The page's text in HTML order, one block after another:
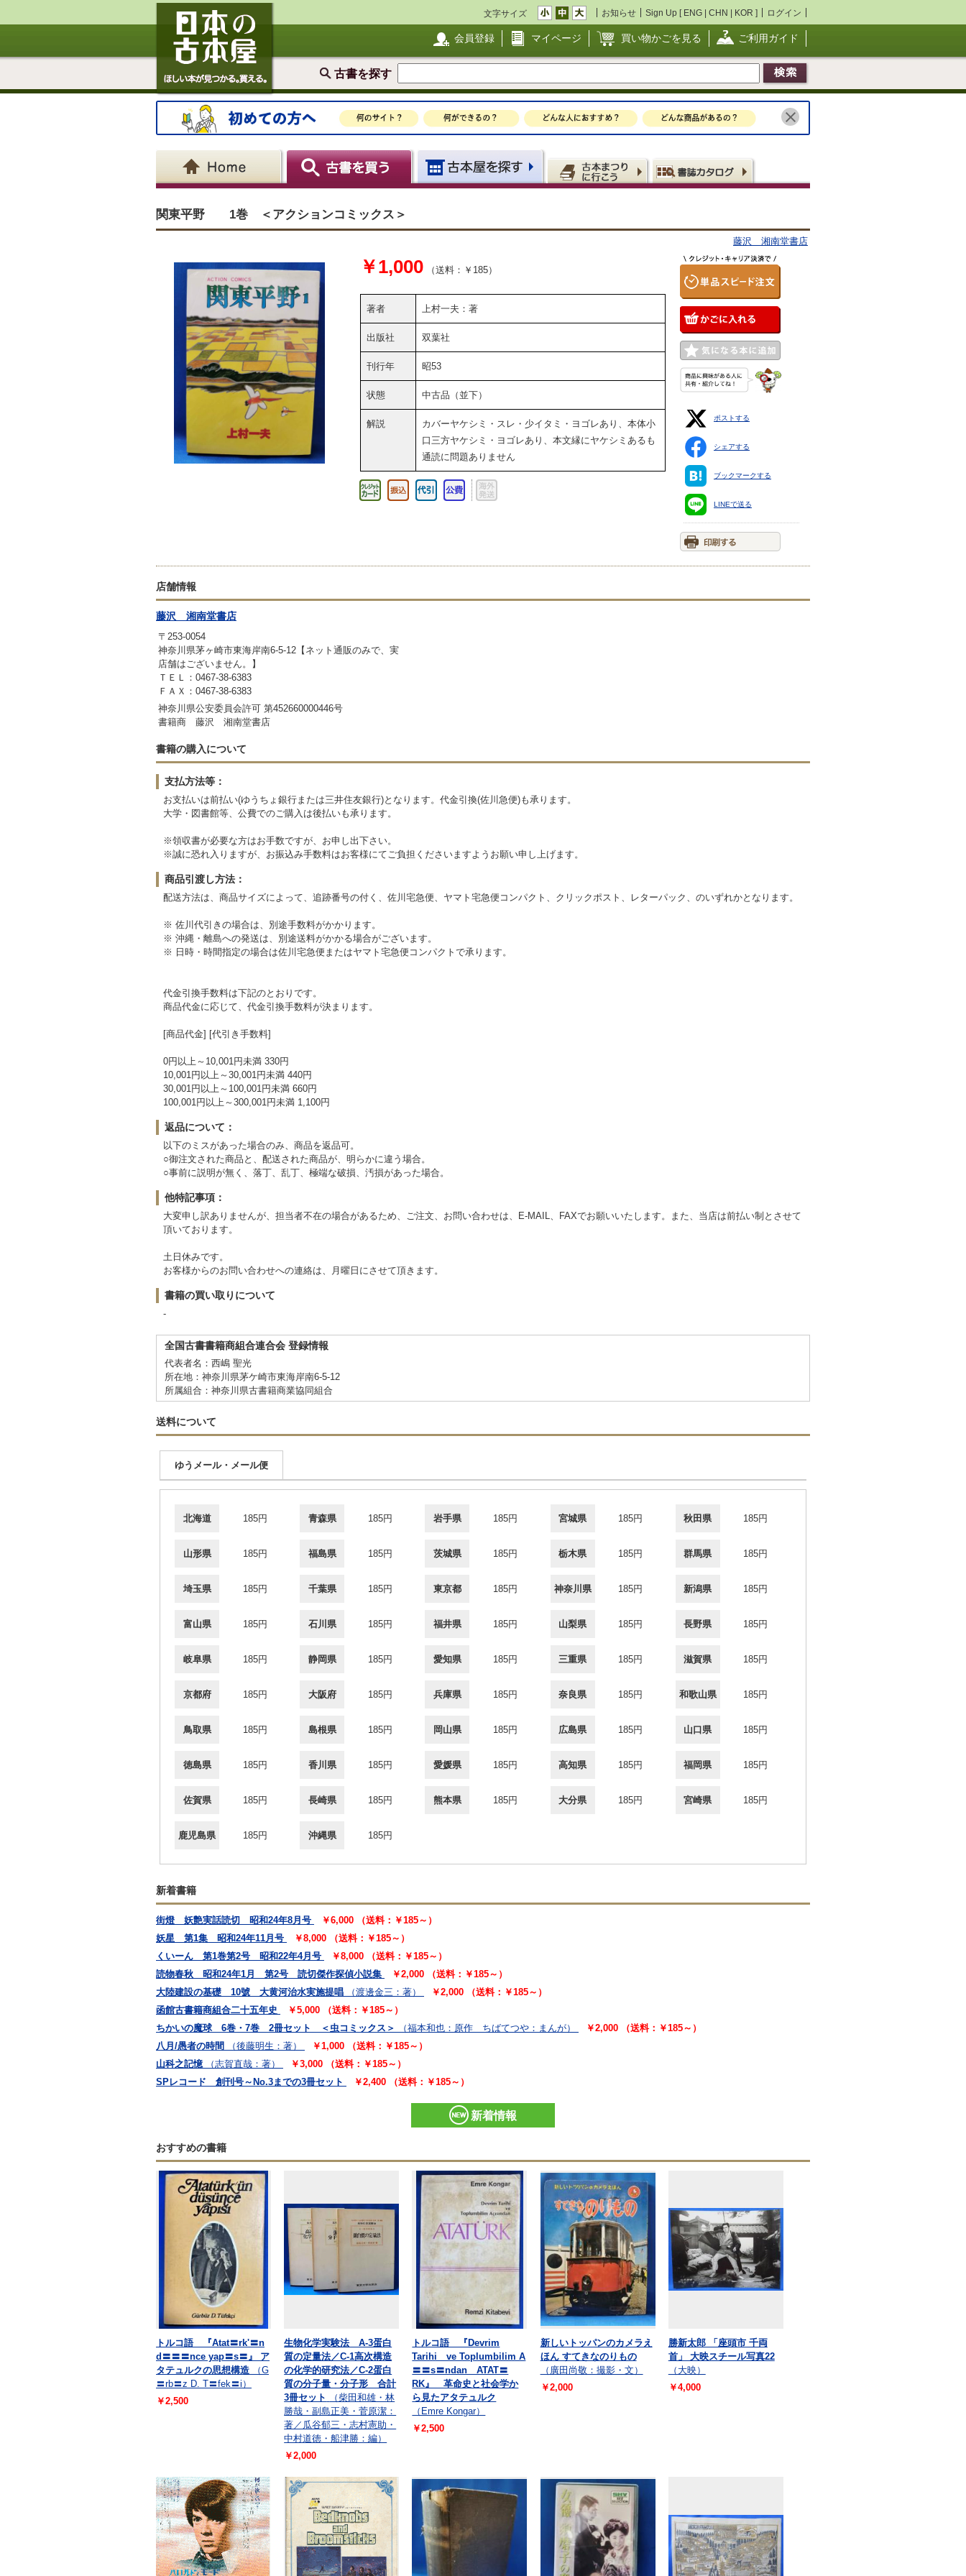
文字サイズ お知らせ Sign Up [ ENG | CHN | KOR ] ログイン
会員登録 マイページ 買い物かごを見る ご利用ガイド
古書を探す
関東平野 1巻 ＜アクションコミックス＞
藤沢 湘南堂書店
￥1,000 （送料：￥185）
著者 上村一夫：著
出版社 双葉社
刊行年 昭53
状態 中古品（並下）
解説
カバーヤケシミ・スレ・少イタミ・ヨゴレあり、本体小
口三方ヤケシミ・ヨゴレあり、本文縁にヤケシミあるも
通読に問題ありません
ポストする
シェアする
ブックマークする
LINEで送る
店舗情報
藤沢 湘南堂書店
〒253-0054
神奈川県茅ヶ崎市東海岸南6-5-12【ネット通販のみで、実
店舗はございません。】
ＴＥＬ：0467-38-6383
ＦＡＸ：0467-38-6383
神奈川県公安委員会許可 第452660000446号
書籍商 藤沢 湘南堂書店
書籍の購入について
支払方法等：
お支払いは前払い(ゆうちょ銀行または三井住友銀行)となります。代金引換(佐川急便)も承ります。
大学・図書館等、公費でのご購入は後払いも承ります。
※領収書が必要な方はお手数ですが、お申し出下さい。
※誠に恐れ入りますが、お振込み手数料はお客様にてご負担くださいますようお願い申し上げます。
商品引渡し方法：
配送方法は、商品サイズによって、追跡番号の付く、佐川宅急便、ヤマト宅急便コンパクト、クリックポスト、レターパック、のいずれかとなります。
※ 佐川代引きの場合は、別途手数料がかかります。
※ 沖縄・離島への発送は、別途送料がかかる場合がございます。
※ 日時・時間指定の場合は佐川宅急便またはヤマト宅急便コンパクトで承ります。
代金引換手数料は下記のとおりです。
商品代金に応じて、代金引換手数料が決まります。
[商品代金] [代引き手数料]
0円以上～10,001円未満 330円
10,001円以上～30,001円未満 440円
30,001円以上～100,001円未満 660円
100,001円以上～300,001円未満 1,100円
返品について：
以下のミスがあった場合のみ、商品を返品可。
○御注文された商品と、配送された商品が、明らかに違う場合。
○事前に説明が無く、落丁、乱丁、極端な破損、汚損があった場合。
他特記事項：
大変申し訳ありませんが、担当者不在の場合があるため、ご注文、お問い合わせは、E‐MAIL、FAXでお願いいたします。また、当店は前払い制とさせて
頂いております。
土日休みです。
お客様からのお問い合わせへの連絡は、月曜日にさせて頂きます。
書籍の買い取りについて
-
全国古書書籍商組合連合会 登録情報
代表者名：西嶋 聖光
所在地：神奈川県茅ケ崎市東海岸南6-5-12
所属組合：神奈川県古書籍商業協同組合
送料について
ゆうメール・メール便
北海道 185円 青森県 185円 岩手県 185円 宮城県 185円 秋田県 185円
山形県 185円 福島県 185円 茨城県 185円 栃木県 185円 群馬県 185円
埼玉県 185円 千葉県 185円 東京都 185円 神奈川県 185円 新潟県 185円
富山県 185円 石川県 185円 福井県 185円 山梨県 185円 長野県 185円
岐阜県 185円 静岡県 185円 愛知県 185円 三重県 185円 滋賀県 185円
京都府 185円 大阪府 185円 兵庫県 185円 奈良県 185円 和歌山県 185円
鳥取県 185円 島根県 185円 岡山県 185円 広島県 185円 山口県 185円
徳島県 185円 香川県 185円 愛媛県 185円 高知県 185円 福岡県 185円
佐賀県 185円 長崎県 185円 熊本県 185円 大分県 185円 宮崎県 185円
鹿児島県 185円 沖縄県 185円
新着書籍
街燈 妖艶実話読切 昭和24年8月号
￥6,000 （送料：￥185～）
妖星 第1集 昭和24年11月号
￥8,000 （送料：￥185～）
くいーん 第1巻第2号 昭和22年4月号
￥8,000 （送料：￥185～）
読物春秋 昭和24年1月 第2号 読切傑作探偵小説集
￥2,000 （送料：￥185～）
大陸建設の基礎 10號 大黄河治水実施提唱
（渡邊金三：著）
￥2,000 （送料：￥185～）
函館古書籍商組合二十五年史
￥5,000 （送料：￥185～）
ちかいの魔球 6巻・7巻 2冊セット ＜虫コミックス＞
（福本和也：原作 ちばてつや：まんが）
￥2,000 （送料：￥185～）
八月/愚者の時間
（後藤明生：著）
￥1,000 （送料：￥185～）
山科之記憶
（志賀直哉：著）
￥3,000 （送料：￥185～）
SPレコード 創刊号～No.3までの3冊セット
￥2,400 （送料：￥185～）
新着情報
おすすめの書籍
トルコ語 『Atat〓rk'〓n
d〓〓〓nce yap〓s〓』 ア
タテュルクの思想構造
（G
〓rb〓z D. T〓fek〓i）
￥2,500
生物化学実験法 A-3蛋白
質の定量法／C-1高次構造
の化学的研究法／C-2蛋白
質の分子量・分子形 合計
3冊セット
（柴田和雄・林
勝哉・副島正美・菅原潔：
著／瓜谷郁三・志村憲助・
中村道徳・船津勝：編）
￥2,000
トルコ語 『Devrim
Tarihi ve Toplumbilim A
〓〓s〓ndan ATAT〓
RK』 革命史と社会学か
ら見たアタテュルク
（Emre Kongar）
￥2,500
新しいトッパンのカメラえ
ほん すてきなのりもの
（廣田尚敬：撮影・文）
￥2,000
勝新太郎 「座頭市 千両
首」 大映スチール写真22
（大映）
￥4,000